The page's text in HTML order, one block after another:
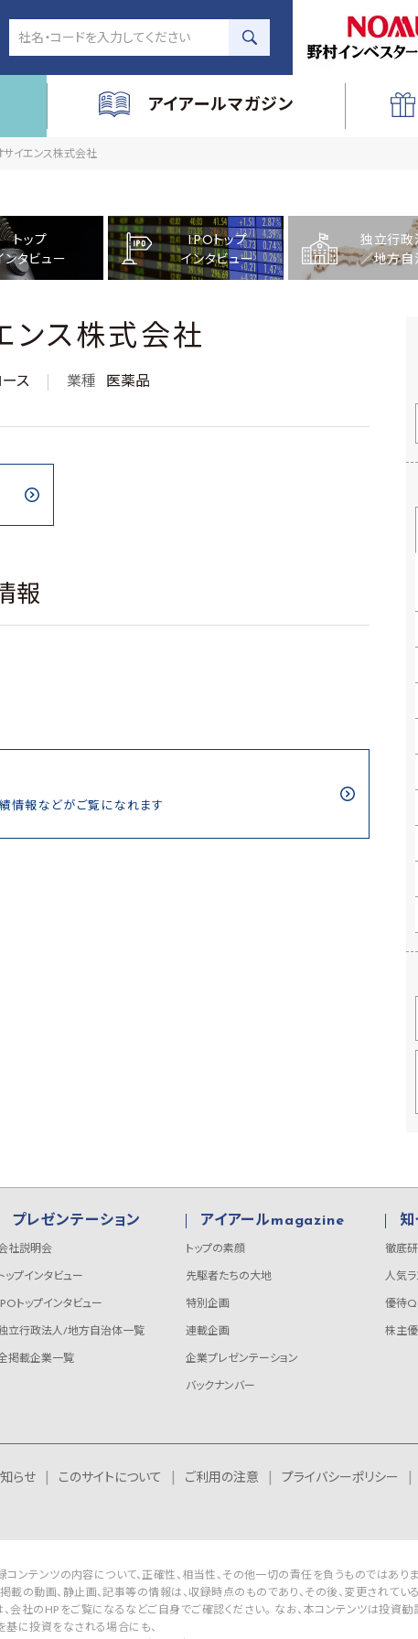
アイアールマガジン
サイエンス株式会社
トップ
ンタビュー
IPOトップ
インタビュー
独立行政
／地方自
ンス株式会社
ス 業種 医薬品
報
情報などがご覧になれます
プレゼンテーション
社説明会
トップインタビュー
IPOトップインタビュー
立行政法人/地方自治体一覧
掲載企業一覧
アイアールmagazine
トップの素顔
先駆者たちの大地
特別企画
連載企画
企業プレゼンテーション
バックナンバー
知
徹底
人気ラ
優待
株主
らせ このサイトについて ご利用の注意 プライバシーポリシー
コンテンツの内容について、正確性、相当性、その他一切の責任を負うものではありま
載の動画、静止画、記事等の情報は、収録時点のものであり、その後、変更されてい
会社のHPをご覧になるなどご自身でご確認ください。 なお、本コンテンツは投資
基に投資をなされる場合にも、